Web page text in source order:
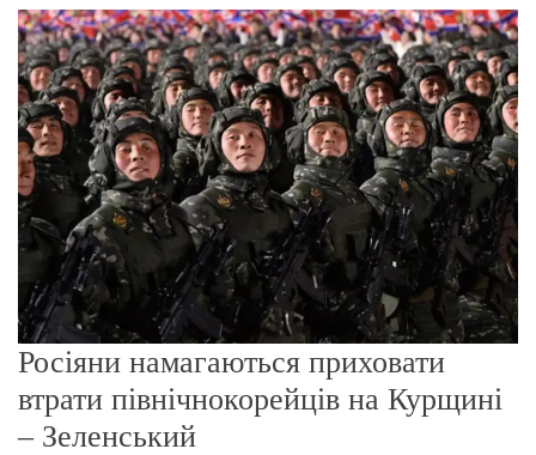
г
о
р
е
ж
и
м
у
Росіяни намагаються приховати
втрати північнокорейців на Курщині
– Зеленський